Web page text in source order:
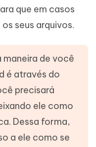
que em casos
seus arquivos.
de você
é através do
precisará
ele como
Dessa forma,
a ele como se